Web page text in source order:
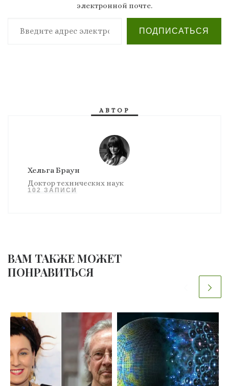
электронной почте.
Введите адрес электронной почты…
ПОДПИСАТЬСЯ
АВТОР
Хельга Браун
Доктор технических наук
102 ЗАПИСИ
ВАМ ТАКЖЕ МОЖЕТ
ПОНРАВИТЬСЯ